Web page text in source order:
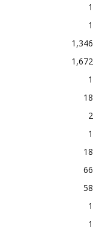
1
1
1,346
1,672
1
18
2
1
18
66
58
1
1